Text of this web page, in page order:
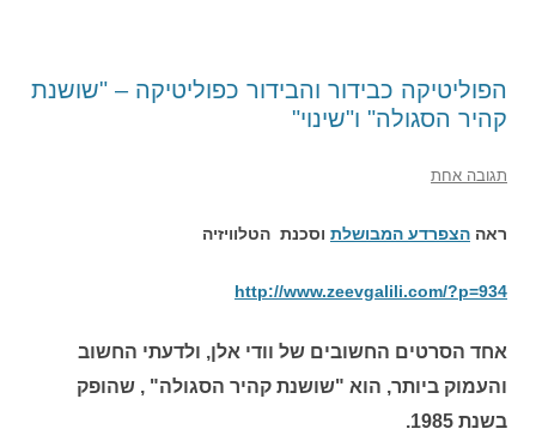
הפוליטיקה כבידור והבידור כפוליטיקה – "שושנת
קהיר הסגולה" ו"שינוי"
תגובה אחת
ראה הצפרדע המבושלת וסכנת הטלוויזיה
http://www.zeevgalili.com/?p=934
אחד הסרטים החשובים של וודי אלן, ולדעתי החשוב
והעמוק ביותר, הוא "שושנת קהיר הסגולה" , שהופק
בשנת 1985.